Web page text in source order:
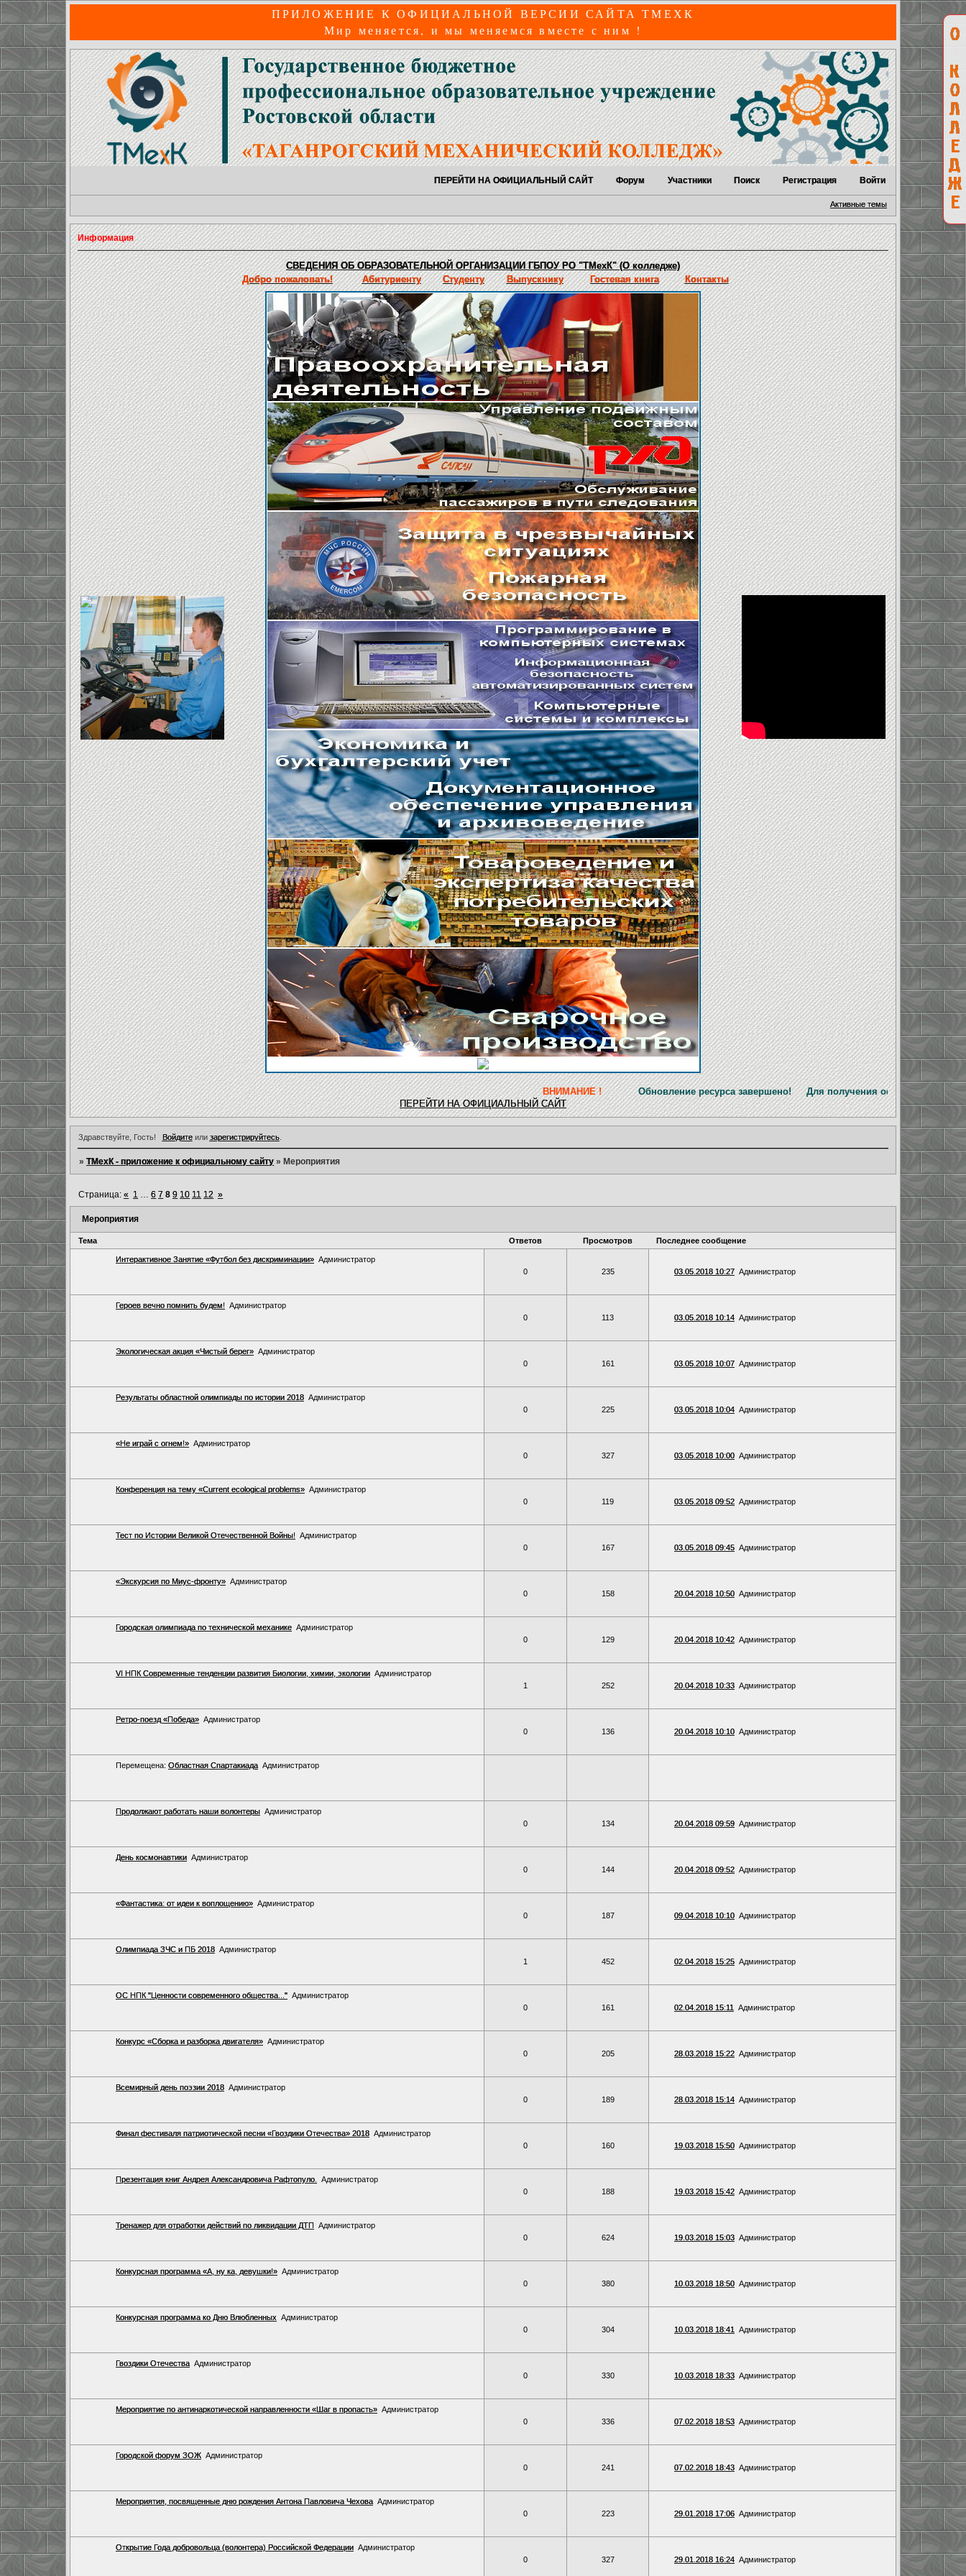
ПРИЛОЖЕНИЕ К ОФИЦИАЛЬНОЙ ВЕРСИИ САЙТА ТМЕХК
Мир меняется, и мы меняемся вместе с ним !
ПЕРЕЙТИ НА ОФИЦИАЛЬНЫЙ САЙТ Форум Участники Поиск Регистрация Войти
Активные темы
Информация
СВЕДЕНИЯ ОБ ОБРАЗОВАТЕЛЬНОЙ ОРГАНИЗАЦИИ ГБПОУ РО "ТМехК" (О колледже)
Добро пожаловать!
Абитуриенту Студенту Выпускнику Гостевая книга Контакты
ВНИМАНИЕ !Обновление ресурса завершено! Для получения официальной информации
ПЕРЕЙТИ НА ОФИЦИАЛЬНЫЙ САЙТ
Здравствуйте, Гость! Войдитеили зарегистрируйтесь.
»ТМехК - приложение к официальному сайту » Мероприятия
Мероприятия
Страница:« 1 6 7 8 9 10 11 12 »
Тема Ответов Просмотров Последнее сообщение
Интерактивное Занятие «Футбол без дискриминации» Администратор
0
235 03.05.2018 10:27 Администратор
Героев вечно помнить будем! Администратор
0
113 03.05.2018 10:14 Администратор
Экологическая акция «Чистый берег» Администратор
0
161 03.05.2018 10:07 Администратор
Результаты областной олимпиады по истории 2018 Администратор
0
225 03.05.2018 10:04 Администратор
«Не играй с огнем!» Администратор
0
327 03.05.2018 10:00 Администратор
Конференция на тему «Current ecological problems» Администратор
0
119 03.05.2018 09:52 Администратор
Тест по Истории Великой Отечественной Войны! Администратор
0
167 03.05.2018 09:45 Администратор
«Экскурсия по Миус-фронту» Администратор
0
158 20.04.2018 10:50 Администратор
Городская олимпиада по технической механике Администратор
0
129 20.04.2018 10:42 Администратор
VI НПК Современные тенденции развития Биологии, химии, экологии Администратор
1
252 20.04.2018 10:33 Администратор
Ретро-поезд «Победа» Администратор
0
136 20.04.2018 10:10 Администратор
Перемещена: Областная Спартакиада Администратор
Продолжают работать наши волонтеры Администратор
0
134 20.04.2018 09:59 Администратор
День космонавтики Администратор
0
144 20.04.2018 09:52 Администратор
«Фантастика: от идеи к воплощению» Администратор
0
187 09.04.2018 10:10 Администратор
Олимпиада ЗЧС и ПБ 2018 Администратор
1
452 02.04.2018 15:25 Администратор
ОС НПК "Ценности современного общества..." Администратор
0
161 02.04.2018 15:11 Администратор
Конкурс «Сборка и разборка двигателя» Администратор
0
205 28.03.2018 15:22 Администратор
Всемирный день поэзии 2018 Администратор
0
189 28.03.2018 15:14 Администратор
Финал фестиваля патриотической песни «Гвоздики Отечества» 2018 Администратор
0
160 19.03.2018 15:50 Администратор
Презентация книг Андрея Александровича Рафтопуло.
Администратор
0
188 19.03.2018 15:42 Администратор
Тренажер для отработки действий по ликвидации ДТП Администратор
0
624 19.03.2018 15:03 Администратор
Конкурсная программа «А, ну ка, девушки!» Администратор
0
380 10.03.2018 18:50 Администратор
Конкурсная программа ко Дню Влюбленных Администратор
0
304 10.03.2018 18:41 Администратор
Гвоздики Отечества Администратор
0
330 10.03.2018 18:33 Администратор
Мероприятие по антинаркотической направленности «Шаг в пропасть» Администратор
0
336 07.02.2018 18:53 Администратор
Городской форум ЗОЖ Администратор
0
241 07.02.2018 18:43 Администратор
Мероприятия, посвященные дню рождения Антона Павловича Чехова Администратор
0
223 29.01.2018 17:06 Администратор
Открытие Года добровольца (волонтера) Российской Федерации Администратор
0
327 29.01.2018 16:24 Администратор